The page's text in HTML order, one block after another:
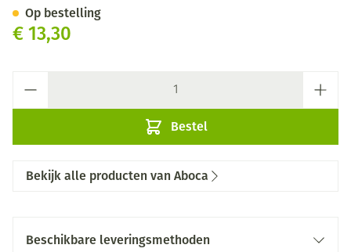
€ 13,30
Bestel
Op bestelling
Bekijk alle producten van Aboca
Beschikbare leveringsmethoden